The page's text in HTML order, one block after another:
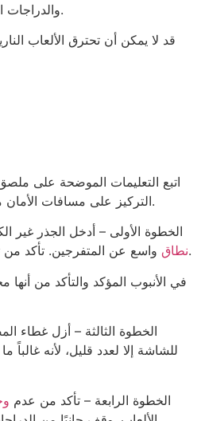
والدراجات النارية والدراجات النارية أيضًا.
قد لا يمكن أن تحترق الألعاب
اتبع التعليمات الموضحة على ملصق
التركيز على مسافات الأمان مطلوبة للمطلقين والشاهدين.
الخطوة الأولى – أدخل الجذر غير
نطاقواسع عن المتفرجين. تأكد من تثبيت العقد ومنعه من الجذع.
الخطوة الثالثة – أزل غطاء
للشاشة إلا لعدد قليل، لأنه
الخطوة الرابعة – تأكد من عدم